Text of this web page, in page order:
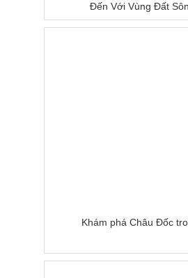
Đến Với Vùng Đất
Khám phá Châu Đốc